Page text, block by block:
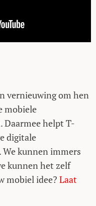
vernieuwing om hen
mobiele
Daarmee helpt T-
digitale
kunnen immers
kunnen het zelf
mobiel idee? Laat